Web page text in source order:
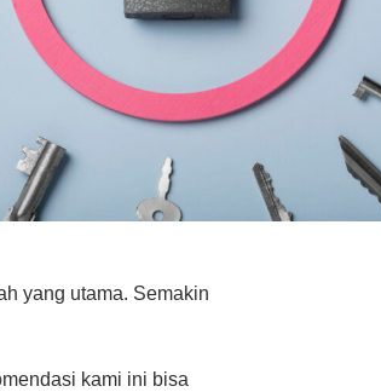
yang utama. Semakin
kami ini bisa